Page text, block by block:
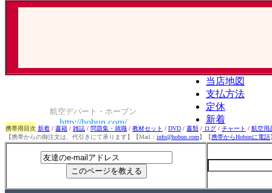
携帯用目次 新着 / 書籍 / 雑誌 / 問題集・就職 / 教材セット / DVD / 書類 / ログ / チャート / 航空用
【携帯からの御注文は、代引きにて承ります】【Mail： info@hobun.com】【携帯からHobunに電話